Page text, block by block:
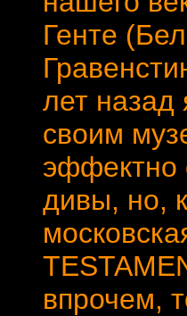
Генте
лет назад
своим
эффектно
дивы, но,
впрочем,